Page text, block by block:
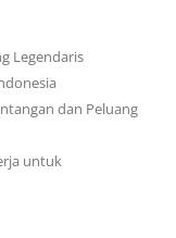
Legendaris
dan Peluang
untuk